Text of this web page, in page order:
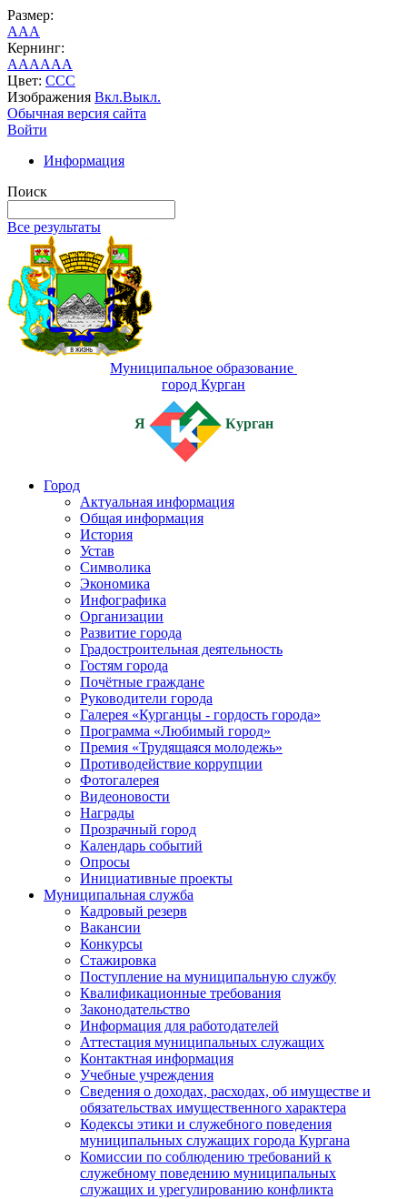
Размер:
AAA
Кернинг:
AAAAAA
Цвет: CCC
Изображения Вкл.Выкл.
Обычная версия сайта
Войти
Информация
Поиск
Все результаты
Муниципальное образование
город Курган
Я Курган
Город
Актуальная информация
Общая информация
История
Устав
Символика
Экономика
Инфографика
Организации
Развитие города
Градостроительная деятельность
Гостям города
Почётные граждане
Руководители города
Галерея «Курганцы - гордость города»
Программа «Любимый город»
Премия «Трудящаяся молодежь»
Противодействие коррупции
Фотогалерея
Видеоновости
Награды
Прозрачный город
Календарь событий
Опросы
Инициативные проекты
Муниципальная служба
Кадровый резерв
Вакансии
Конкурсы
Стажировка
Поступление на муниципальную службу
Квалификационные требования
Законодательство
Информация для работодателей
Аттестация муниципальных служащих
Контактная информация
Учебные учреждения
Сведения о доходах, расходах, об имуществе и
обязательствах имущественного характера
Кодексы этики и служебного поведения
муниципальных служащих города Кургана
Комиссии по соблюдению требований к
служебному поведению муниципальных
служащих и урегулированию конфликта